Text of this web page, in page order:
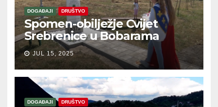
DOGAĐAJI DRUŠTVO
Spomen-obilježje Cvijet
Srebrenice u Bobarama
JUL 15, 2025
DOGAĐAJI DRUŠTVO